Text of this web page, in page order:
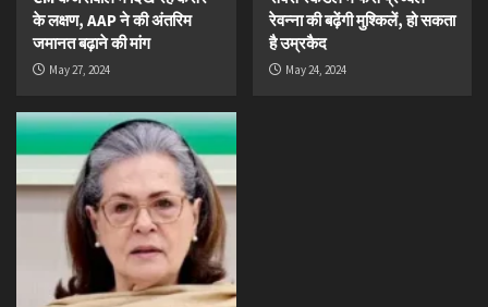
के लक्षण, AAP ने की अंतरिम
जमानत बढ़ाने की मांग
May 27, 2024
रेवन्ना की बढ़ेंगी मुश्किलें, हो सकता
है उम्रकैद
May 24, 2024